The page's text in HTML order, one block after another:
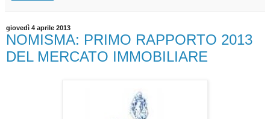
giovedì 4 aprile 2013
NOMISMA: PRIMO RAPPORTO 2013
DEL MERCATO IMMOBILIARE